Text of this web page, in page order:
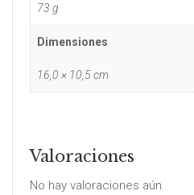
73 g
Dimensiones
16,0 × 10,5 cm
Valoraciones
No hay valoraciones aún.